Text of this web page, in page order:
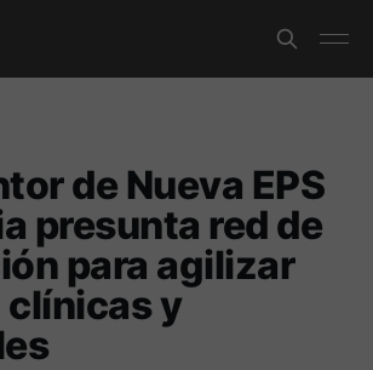
de Nueva EPS
presunta red de
para agilizar
clínicas y